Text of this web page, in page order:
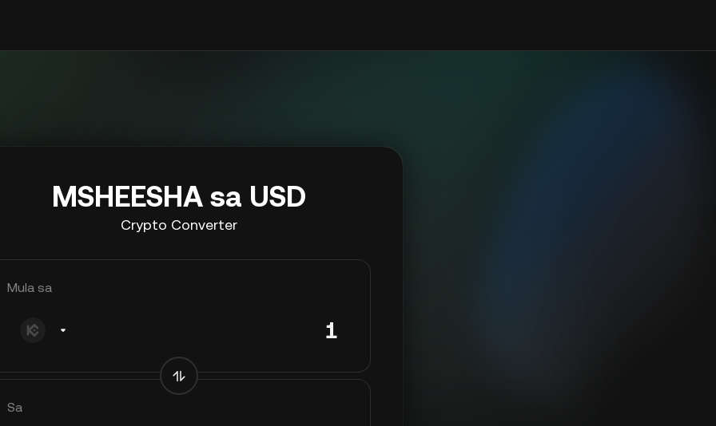
MSHEESHA sa USD
Crypto Converter
Mula sa
Sa